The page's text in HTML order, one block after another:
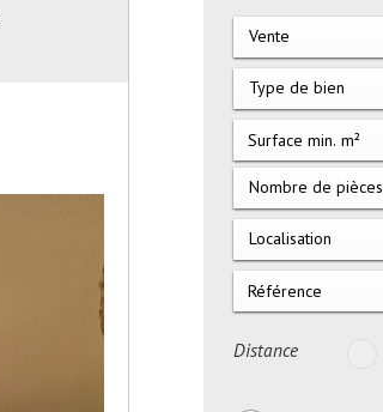
Vente
Type de bien
Nombre de pièces
Localisation
Distance